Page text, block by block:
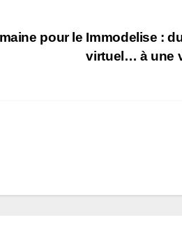
Immodelise :
virtuel… à une
pour le